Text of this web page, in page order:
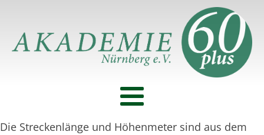
Die Streckenlänge und Höhenmeter sind aus dem